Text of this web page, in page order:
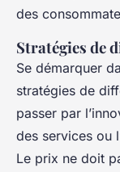
des
Stratégies de
Se démarquer
stratégies de
passer par
des services ou
Le prix ne doit